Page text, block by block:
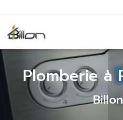
Plomberie à
Billon